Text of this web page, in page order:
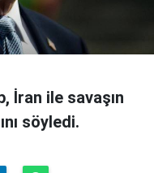
İran ile savaşın
söyledi.